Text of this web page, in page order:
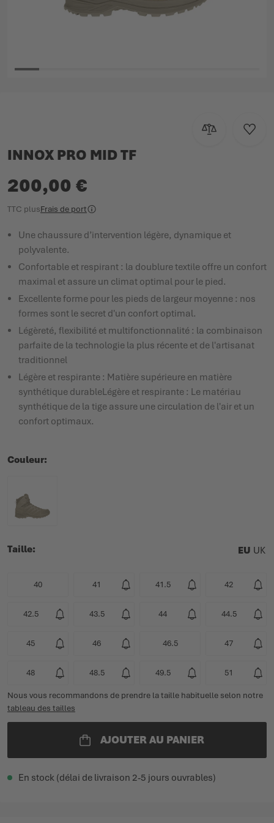
Ajouter au
INNOX PRO MID TF
200,00 €
TTC plusFrais de port
Une chaussure d’intervention légère, dynamique et
polyvalente.
Confortable et respirant : la doublure textile offre un confort
maximal et assure un climat optimal pour le pied.
Excellente forme pour les pieds de largeur moyenne : nos
formes sont le secret d'un confort optimal.
Légèreté, flexibilité et multifonctionnalité : la combinaison
parfaite de la technologie la plus récente et de l'artisanat
traditionnel
Légère et respirante : Matière supérieure en matière
synthétique durableLégère et respirante : Le matériau
synthétique de la tige assure une circulation de l'air et un
confort optimaux.
Couleur
Taille EU UK
40 41 41.5 42
42.5 43.5 44 44.5
45 46 46.5 47
48 48.5 49.5 51
Nous vous recommandons de prendre la taille habituelle selon notre
tableau des tailles
AJOUTER AU PANIER
En stock (délai de livraison 2-5 jours ouvrables)